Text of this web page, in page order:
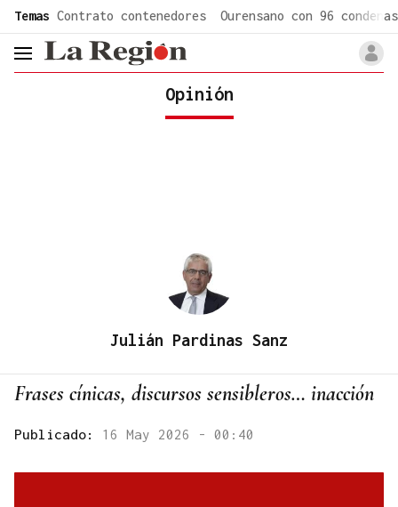
Temas Contrato contenedores Ourensano con 96 condenas
header.menu.open
Opinión
Julián Pardinas Sanz
Frases cínicas, discursos sensibleros… inacción
Publicado: 16 May 2026 - 00:40